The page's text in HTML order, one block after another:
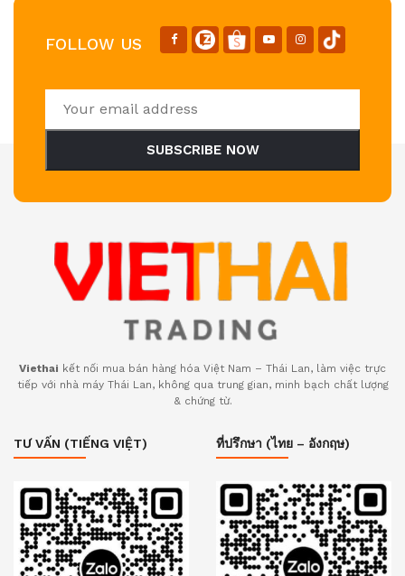
FOLLOW US
SUBSCRIBE NOW
Viethai kết nối mua bán hàng hóa Việt Nam – Thái Lan, làm việc trực
tiếp với nhà máy Thái Lan, không qua trung gian, minh bạch chất lượng
& chứng từ.
TƯ VẤN (TIẾNG VIỆT) ที่ปรึกษา (ไทย – อังกฤษ)